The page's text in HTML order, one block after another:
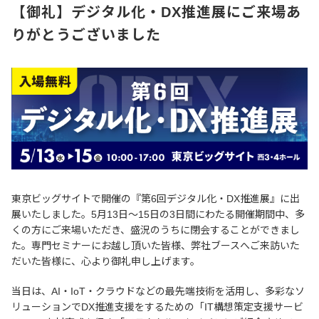
【御礼】デジタル化・DX推進展にご来場あ
りがとうございました
東京ビッグサイトで開催の『第6回デジタル化・DX推進展』に出
展いたしました。5月13日～15日の3日間にわたる開催期間中、多
くの方にご来場いただき、盛況のうちに閉会することができまし
た。専門セミナーにお越し頂いた皆様、弊社ブースへご来訪いた
だいた皆様に、心より御礼申し上げます。
当日は、AI・IoT・クラウドなどの最先端技術を活用し、多彩なソ
リューションでDX推進支援をするための「IT構想策定支援サービ